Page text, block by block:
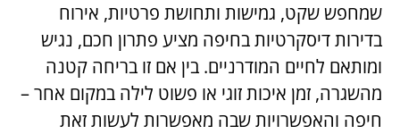
שמחפש שקט, גמישות ותחושת פרטיות, אירוח
בדירות דיסקרטיות בחיפה מציע פתרון חכם, נגיש
ומותאם לחיים המודרניים. בין אם זו בריחה קטנה
מהשגרה, זמן איכות זוגי או פשוט לילה במקום אחר –
חיפה והאפשרויות שבה מאפשרות לעשות זאת